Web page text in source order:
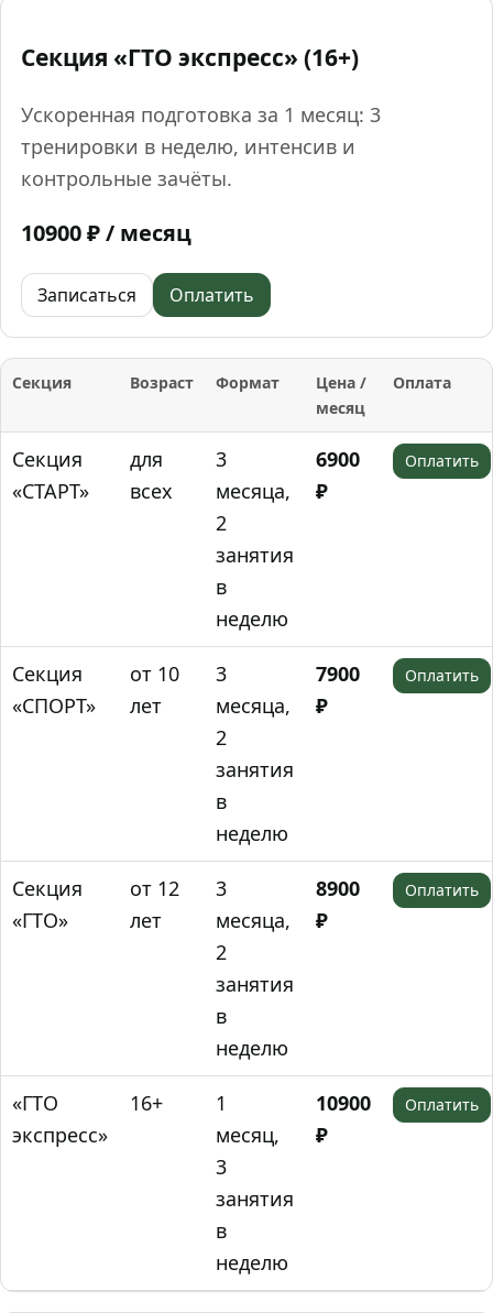
Секция «ГТО экспресс» (16+)
Ускоренная подготовка за 1 месяц: 3
тренировки в неделю, интенсив и
контрольные зачёты.
10900 ₽ / месяц
Записаться Оплатить
Секция Возраст Формат
Цена /
месяц
Оплата
Секция
«СТАРТ»
для
всех
3
месяца,
2
занятия
в
неделю
6900
₽
Оплатить
Секция
«СПОРТ»
от 10
лет
3
месяца,
2
занятия
в
неделю
7900
₽
Оплатить
Секция
«ГТО»
от 12
лет
3
месяца,
2
занятия
в
неделю
8900
₽
Оплатить
«ГТО
экспресс»
16+
1
месяц,
3
занятия
в
неделю
10900
₽
Оплатить